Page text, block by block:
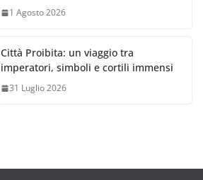
1 Agosto 2026
Città Proibita: un viaggio tra
imperatori, simboli e cortili immensi
31 Luglio 2026